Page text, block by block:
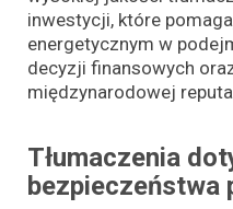
inwestycji, które
energetycznym w
decyzji finansowych
międzynarodowej
Tłumaczenia
bezpieczeństwa